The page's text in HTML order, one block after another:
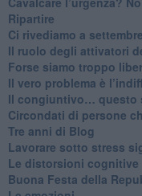
Ripartire
​Ci rivediamo a
​Il ruolo degli attivatori
​Forse siamo troppo
​Il vero problema è
​Il congiuntivo… questo
​Circondati di persone
​Tre anni di Blog
​Lavorare sotto stress
​Le distorsioni cognitive
​Buona Festa della